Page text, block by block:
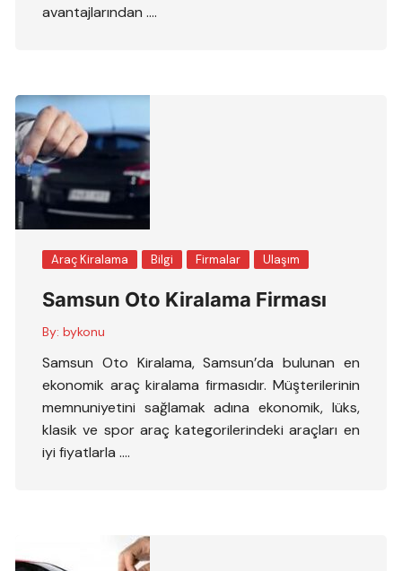
avantajlarından ….
Araç Kiralama Bilgi Firmalar Ulaşım
Samsun Oto Kiralama Firması
By: bykonu
Samsun Oto Kiralama, Samsun’da bulunan en
ekonomik araç kiralama firmasıdır. Müşterilerinin
memnuniyetini sağlamak adına ekonomik, lüks,
klasik ve spor araç kategorilerindeki araçları en
iyi fiyatlarla ….